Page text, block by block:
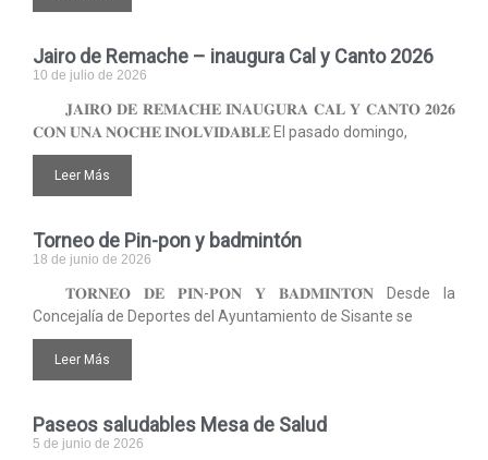
Jairo de Remache – inaugura Cal y Canto 2026
10 de julio de 2026
𝐉𝐀𝐈𝐑𝐎 𝐃𝐄 𝐑𝐄𝐌𝐀𝐂𝐇𝐄 𝐈𝐍𝐀𝐔𝐆𝐔𝐑𝐀 𝐂𝐀𝐋 𝐘 𝐂𝐀𝐍𝐓𝐎 𝟐𝟎𝟐𝟔
𝐂𝐎𝐍 𝐔𝐍𝐀 𝐍𝐎𝐂𝐇𝐄 𝐈𝐍𝐎𝐋𝐕𝐈𝐃𝐀𝐁𝐋𝐄 El pasado domingo,
Leer Más
Torneo de Pin-pon y badmintón
18 de junio de 2026
𝐓𝐎𝐑𝐍𝐄𝐎 𝐃𝐄 𝐏𝐈𝐍-𝐏𝐎𝐍 𝐘 𝐁𝐀𝐃𝐌𝐈𝐍𝐓𝐎́𝐍 Desde la
Concejalía de Deportes del Ayuntamiento de Sisante se
Leer Más
Paseos saludables Mesa de Salud
5 de junio de 2026